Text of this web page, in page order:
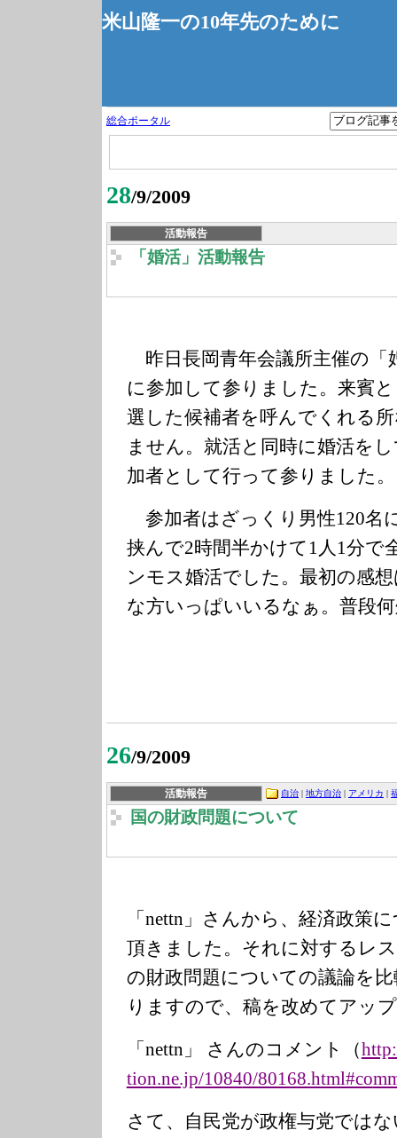
米山隆一の10年先のために
総合ポータル
28/9/2009
活動報告
「婚活」活動報告
昨日長岡青年会議所主催の「
に参加して参りました。来賓
選した候補者を呼んでくれる
ません。就活と同時に婚活を
加者として行って参りました。
参加者はざっくり男性120名
挟んで2時間半かけて1人1分で
ンモス婚活でした。最初の感
な方いっぱいいるなぁ。普段
26/9/2009
活動報告 自治 | 地方自治 | アメリカ |
国の財政問題について
「 nettn 」さんから、経済政策
頂きました。それに対するレ
の財政問題についての議論を
りますので、稿を改めてアッ
「 nettn 」 さんのコメント（
tion.ne.jp/10840/80168.html#co
さて、自民党が政権与党では